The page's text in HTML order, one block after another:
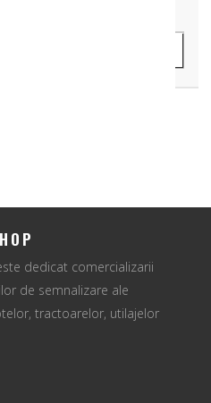
dedicat comercializarii
de semnalizare ale
tractoarelor, utilajelor